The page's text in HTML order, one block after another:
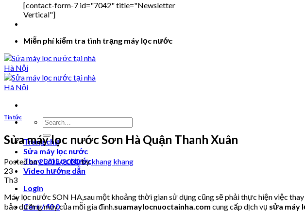
[contact-form-7 id="7042" title="Newsletter
Vertical"]
Miễn phí kiểm tra tình trạng máy lọc nước
Search
for:
Trang chủ
Sửa máy lọc nước
Thay Lõi Lọc Nước
Video hướng dẫn
Login
Cart /₫00
Tin tức
Sửa máy lọc nước Sơn Hà Quận Thanh Xuân
Posted on23/03/2020bykhang khang
23
Th3
Máy lọc nước SON HA,sau một khoảng thời gian sử dụng cũng sẽ phải thực hiện việc
bảo dưỡng máy của mỗi gia đình.suamaylocnuoctainha.com cung cấp dịch vụ sửa máy